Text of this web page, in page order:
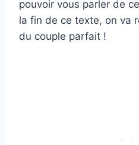
pouvoir vous parler de
la fin de ce texte, on va
du couple parfait !